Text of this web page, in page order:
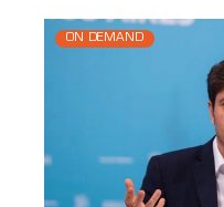
ON DEMAND